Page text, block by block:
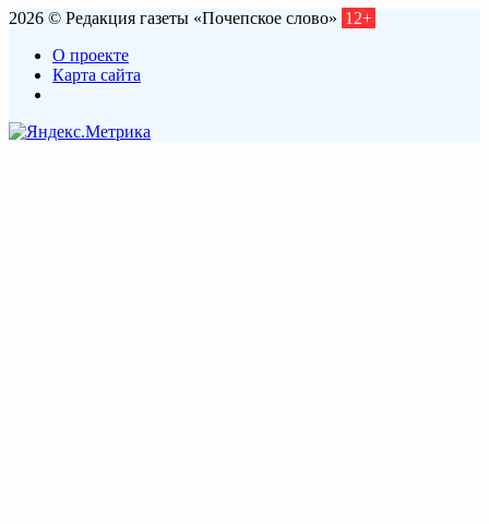
2026 © Редакция газеты «Почепское слово» 12+
О проекте
Карта сайта